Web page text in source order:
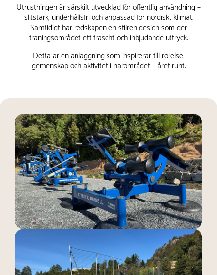
Utrustningen är särskilt utvecklad för offentlig användning –
slitstark, underhållsfri och anpassad för nordiskt klimat.
Samtidigt har redskapen en stilren design som ger
träningsområdet ett fräscht och inbjudande uttryck.
Detta är en anläggning som inspirerar till rörelse,
gemenskap och aktivitet i närområdet – året runt.